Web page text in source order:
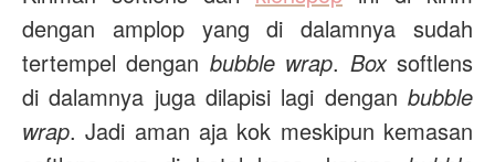
dengan amplop yang di dalamnya sudah
tertempel dengan bubble wrap. Boxsoftlens
di dalamnya juga dilapisi lagi dengan bubble
wrap. Jadi aman aja kok meskipun kemasan